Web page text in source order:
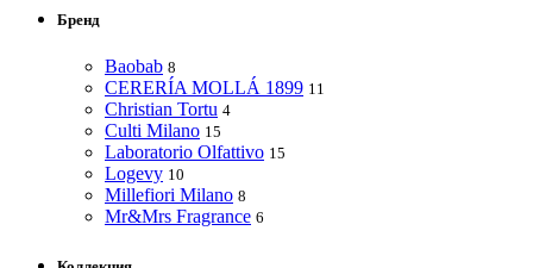
Бренд
Baobab 8
CERERÍA MOLLÁ 1899 11
Christian Tortu 4
Culti Milano 15
Laboratorio Olfattivo 15
Logevy 10
Millefiori Milano 8
Mr&Mrs Fragrance 6